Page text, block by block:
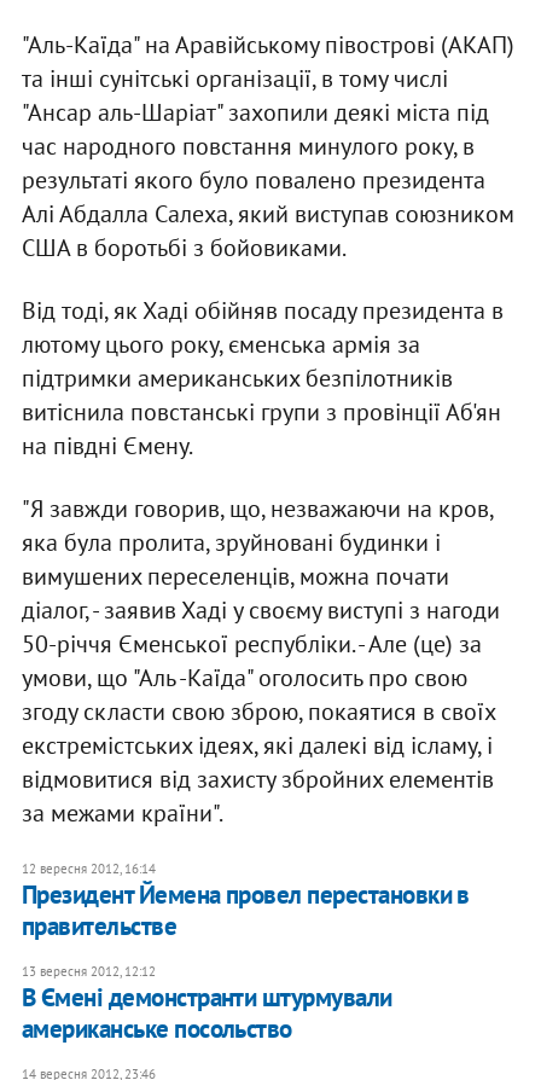
"Аль-Каїда" на Аравійському півострові (АКАП)
та інші сунітські організації, в тому числі
"Ансар аль-Шаріат" захопили деякі міста під
час народного повстання минулого року, в
результаті якого було повалено президента
Алі Абдалла Салеха, який виступав союзником
США в боротьбі з бойовиками.
Від тоді, як Хаді обійняв посаду президента в
лютому цього року, єменська армія за
підтримки американських безпілотників
витіснила повстанські групи з провінції Аб'ян
на півдні Ємену.
"Я завжди говорив, що, незважаючи на кров,
яка була пролита, зруйновані будинки і
вимушених переселенців, можна почати
діалог, - заявив Хаді у своєму виступі з нагоди
50-річчя Єменської республіки. - Але (це) за
умови, що "Аль -Каїда" оголосить про свою
згоду скласти свою зброю, покаятися в своїх
екстремістських ідеях, які далекі від ісламу, і
відмовитися від захисту збройних елементів
за межами країни".
12 вересня 2012, 16:14
Президент Йемена провел перестановки в
правительстве
13 вересня 2012, 12:12
В Ємені демонстранти штурмували
американське посольство
14 вересня 2012, 23:46